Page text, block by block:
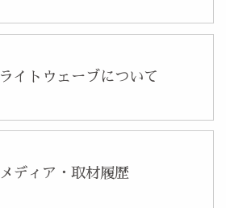
ライトウェーブについて
メディア・取材履歴